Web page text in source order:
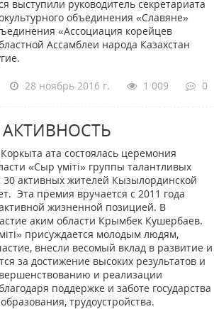
руководитель секретариата
объединения «Славяне»
«Ассоциация корейцев
Ассамблеи народа Казахстан
28 ноябрь 2016 г. 1 009 0
АКТИВНОСТЬ
ата состоялась церемония
«Сыр үмiтi» группы талантливых
активных жителей Кызылординской
Эта премия вручается с 2011 года
жизненной позицией. В
аким области Крымбек Кушербаев.
присуждается молодым людям,
внесли весомый вклад в развитие и
за достижение высоких результатов и
и реализации
поддержке и заботе государства
трудоустройства.